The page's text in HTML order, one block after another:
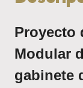
Proyecto
Modular
gabinete